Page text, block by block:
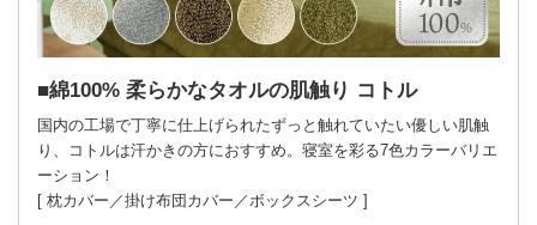
綿100% 柔らかなタオルの肌触り コトル
国内の工場で丁寧に仕上げられたずっと触れていたい優しい肌触
り、コトルは汗かきの方におすすめ。寝室を彩る7色カラーバリエ
ーション！
[ 枕カバー／掛け布団カバー／ボックスシーツ ]